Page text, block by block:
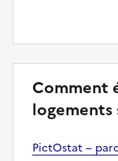
Comment
logements
PictOstat –